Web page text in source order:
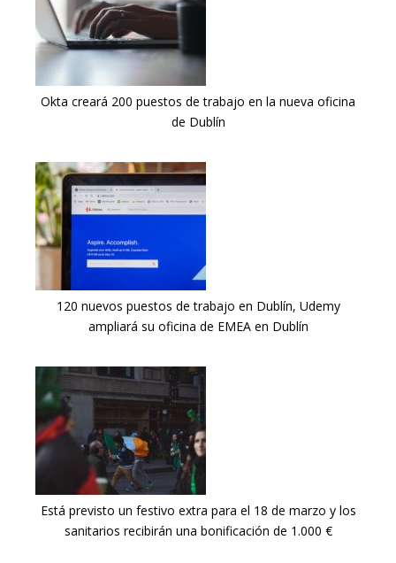
Okta creará 200 puestos de trabajo en la nueva oficina
de Dublín
120 nuevos puestos de trabajo en Dublín, Udemy
ampliará su oficina de EMEA en Dublín
Está previsto un festivo extra para el 18 de marzo y los
sanitarios recibirán una bonificación de 1.000 €